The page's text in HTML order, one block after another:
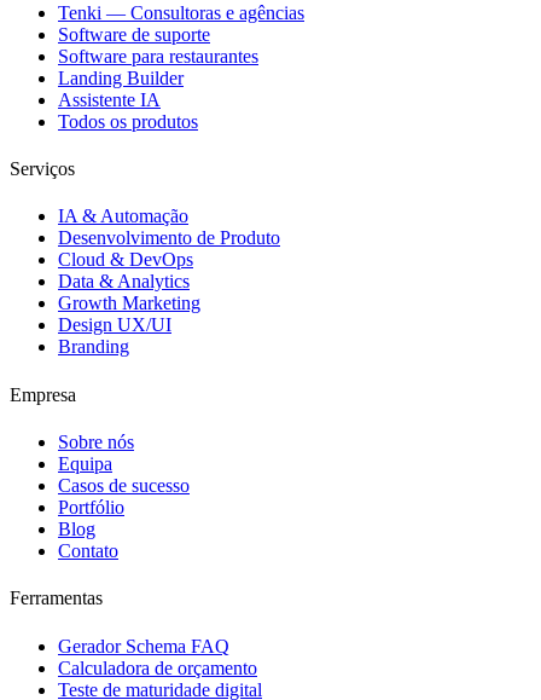
Tenki — Consultoras e agências
Software de suporte
Software para restaurantes
Landing Builder
Assistente IA
Todos os produtos
Serviços
IA & Automação
Desenvolvimento de Produto
Cloud & DevOps
Data & Analytics
Growth Marketing
Design UX/UI
Branding
Empresa
Sobre nós
Equipa
Casos de sucesso
Portfólio
Blog
Contato
Ferramentas
Gerador Schema FAQ
Calculadora de orçamento
Teste de maturidade digital